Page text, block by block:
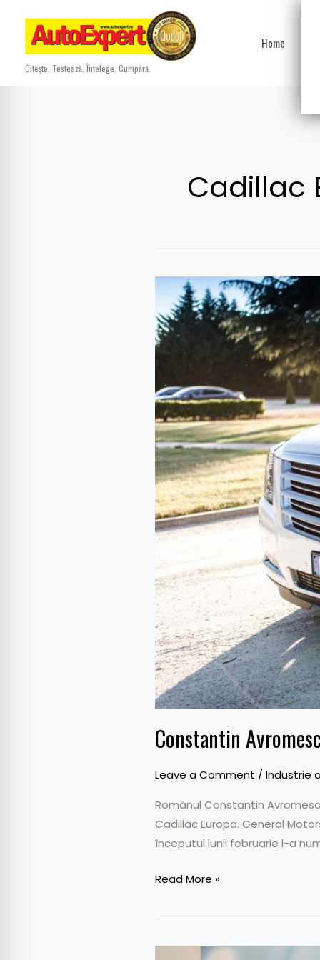
content
Citește. Testează. Întelege. Cumpără.
Home
Cadillac
Constantin
Leave a Comment / Industrie
Românul Constantin
Cadillac Europa. General
începutul lunii februarie l-a
Constantin
Avromescu
este
noul
de
vânzări
pentru
Cadillac
Europe
Read More »